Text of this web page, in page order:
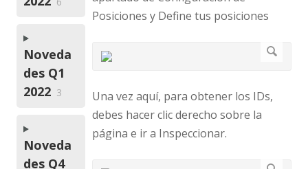
Posiciones y Define tus posiciones
Una vez aquí, para obtener los IDs,
debes hacer clic derecho sobre la
página e ir a Inspeccionar.
Noveda
des Q1
2022 3
Noveda
des Q4